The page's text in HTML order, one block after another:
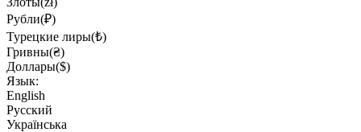
Рубли(₽)
Турецкие лиры(₺)
Гривны(₴)
Доллары($)
Язык:
English
Русский
Українська